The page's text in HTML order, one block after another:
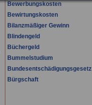
Bewerbungskosten
Bewirtungskosten
Bilanzmäßiger Gewinn
Blindengeld
Büchergeld
Bummelstudium
Bundesentschädigungsgesetz
Bürgschaft